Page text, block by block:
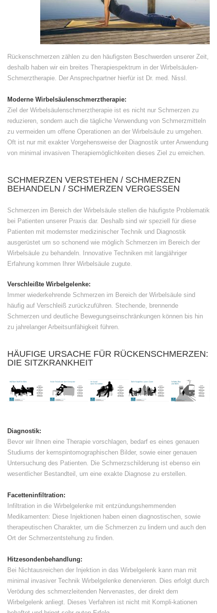
Rückenschmerzen zählen zu den häufigsten Beschwerden unserer Zeit,
deshalb haben wir ein breites Therapiespektrum in der Wirbelsäulen-
Schmerztherapie. Der Ansprechpartner hierfür ist Dr. med. Nissl.
Moderne Wirbelsäulenschmerztherapie:
Ziel der Wirbelsäulenschmerztherapie ist es nicht nur Schmerzen zu
reduzieren, sondern auch die tägliche Verwendung von Schmerzmitteln
zu vermeiden um offene Operationen an der Wirbelsäule zu umgehen.
Oft ist nur mit exakter Vorgehensweise der Diagnostik unter Anwendung
von minimal invasiven Therapiemöglichkeiten dieses Ziel zu erreichen.
SCHMERZEN VERSTEHEN / SCHMERZEN
BEHANDELN / SCHMERZEN VERGESSEN
Schmerzen im Bereich der Wirbelsäule stellen die häufigste Problematik
bei Patienten unserer Praxis dar. Deshalb sind wir speziell für diese
Patienten mit modernster medizinischer Technik und Diagnostik
ausgerüstet um so schonend wie möglich Schmerzen im Bereich der
Wirbelsäule zu behandeln. Innovative Techniken mit langjähriger
Erfahrung kommen Ihrer Wirbelsäule zugute.
Verschleißte Wirbelgelenke:
Immer wiederkehrende Schmerzen im Bereich der Wirbelsäule sind
häufig auf Verschleiß zurückzuführen. Stechende, brennende
Schmerzen und deutliche Bewegungseinschränkungen können bis hin
zu jahrelanger Arbeitsunfähigkeit führen.
HÄUFIGE URSACHE FÜR RÜCKENSCHMERZEN:
DIE SITZKRANKHEIT
Diagnostik:
Bevor wir Ihnen eine Therapie vorschlagen, bedarf es eines genauen
Studiums der kernspintomographischen Bilder, sowie einer genauen
Untersuchung des Patienten. Die Schmerzschilderung ist ebenso ein
wesentlicher Bestandteil, um eine exakte Diagnose zu erstellen.
Facetteninfiltration:
Infiltration in die Wirbelgelenke mit entzündungshemmenden
Medikamenten: Diese Injektionen haben einen diagnostischen, sowie
therapeutischen Charakter, um die Schmerzen zu lindern und auch den
Ort der Schmerzentstehung zu finden.
Hitzesondenbehandlung:
Bei Nichtausreichen der Injektion in das Wirbelgelenk kann man mit
minimal invasiver Technik Wirbelgelenke denervieren. Dies erfolgt durch
Verödung des schmerzleitenden Nervenastes, der direkt dem
Wirbelgelenk anliegt. Dieses Verfahren ist nicht mit Kompli-kationen